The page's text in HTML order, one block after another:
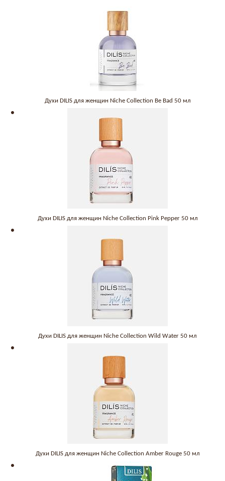
Духи DILIS для женщин Niche Collection Be Bad 50 мл
Духи DILIS для женщин Niche Collection Pink Pepper 50 мл
Духи DILIS для женщин Niche Collection Wild Water 50 мл
Духи DILIS для женщин Niche Collection Amber Rouge 50 мл